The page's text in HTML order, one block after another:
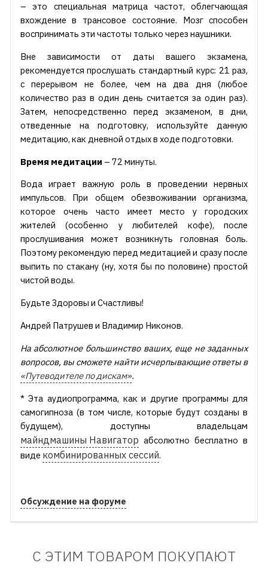
– это специальная матрица частот, облегчающая
вхождение в трансовое состояние. Мозг способен
воспринимать эти частоты только через наушники.
Вне зависимости от даты вашего экзамена,
рекомендуется прослушать стандартный курс: 21 раз,
с перерывом не более, чем на два дня (любое
количество раз в один день считается за один раз).
Затем, непосредственно перед экзаменом, в дни,
отведенные на подготовку, используйте данную
медитацию, как дневной отдых в ходе подготовки.
Время медитации – 72 минуты.
Вода играет важную роль в проведении нервных
импульсов. При общем обезвоживании организма,
которое очень часто имеет место у городских
жителей (особенно у любителей кофе), после
прослушивания может возникнуть головная боль.
Поэтому рекомендую перед медитацией и сразу после
выпить по стакану (ну, хотя бы по половине) простой
чистой воды.
Будьте Здоровы и Счастливы!
Андрей Патрушев и Владимир Никонов.
На абсолютное большинство ваших, еще не заданных
вопросов, высможете найти исчерпывающие ответы в
«Путеводителе подискам».
* Эта аудиопрограмма, как и другие программы для
самогипноза (в том числе, которые будут созданы в
будущем), доступны владельцам
майндмашины Навигатор абсолютно бесплатно в
виде комбинированных сессий.
Обсуждение на форуме
С ЭТИМ ТОВАРОМ ПОКУПАЮТ